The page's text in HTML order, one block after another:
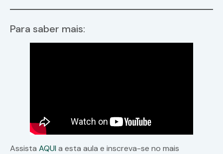
Para saber mais:
Assista AQUI a esta aula e inscreva-se no mais